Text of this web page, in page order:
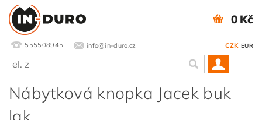
555508945 info@in-duro.cz CZK EUR
0 Kč
Nábytková knopka Jacek buk
lak